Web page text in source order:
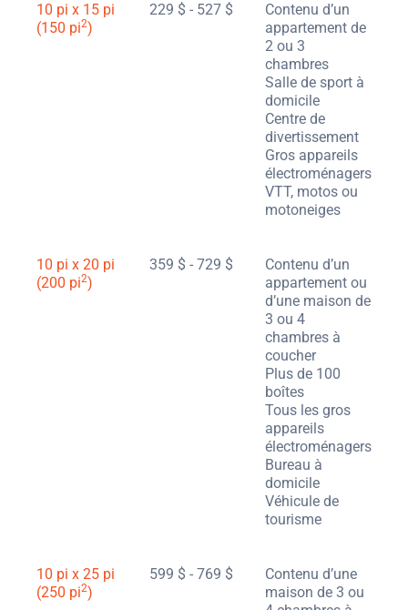
10 pi x 15 pi
(150 pi2)
229 $ - 527 $
Contenu d’un
appartement de
2 ou 3
chambres
Salle de sport à
domicile
Centre de
divertissement
Gros appareils
électroménagers
VTT, motos ou
motoneiges
10 pi x 20 pi
(200 pi2)
359 $ - 729 $
Contenu d’un
appartement ou
d’une maison de
3 ou 4
chambres à
coucher
Plus de 100
boîtes
Tous les gros
appareils
électroménagers
Bureau à
domicile
Véhicule de
tourisme
10 pi x 25 pi
(250 pi2)
599 $ - 769 $
Contenu d’une
maison de 3 ou